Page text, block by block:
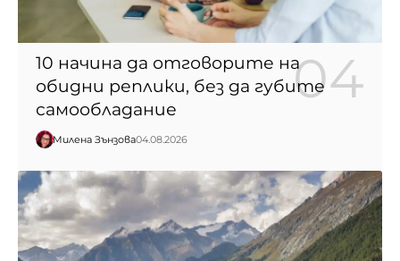
10 начина да отговорите на
обидни реплики, без да губите
самообладание
Милена Зънзова04.08.2026